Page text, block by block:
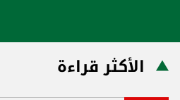
الأكثر قراءة